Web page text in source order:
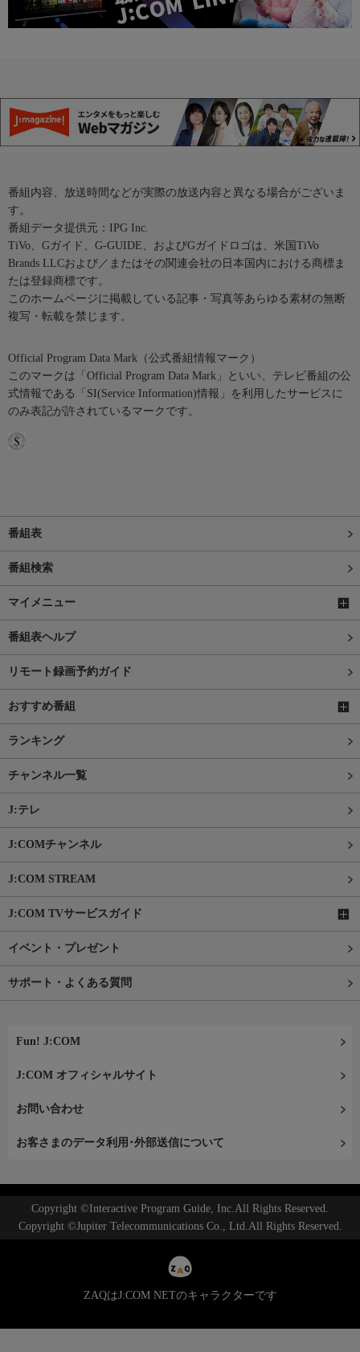
番組内容、放送時間などが実際の放送内容と異なる場合がございま
す。
番組データ提供元：IPG Inc.
TiVo、Gガイド、G-GUIDE、およびGガイドロゴは、米国TiVo
Brands LLCおよび／またはその関連会社の日本国内における商標ま
たは登録商標です。
このホームページに掲載している記事・写真等あらゆる素材の無断
複写・転載を禁じます。
Official Program Data Mark（公式番組情報マーク）
このマークは「Official Program Data Mark」といい、テレビ番組の公
式情報である「SI(Service Information)情報」を利用したサービスに
のみ表記が許されているマークです。
番組表
番組検索
マイメニュー
番組表ヘルプ
リモート録画予約ガイド
おすすめ番組
ランキング
チャンネル一覧
J:テレ
J:COMチャンネル
J:COM STREAM
J:COM TVサービスガイド
イベント・プレゼント
サポート・よくある質問
Fun! J:COM
J:COM オフィシャルサイト
お問い合わせ
お客さまのデータ利用･外部送信について
Copyright ©Interactive Program Guide, Inc.All Rights Reserved.
Copyright ©Jupiter Telecommunications Co., Ltd.All Rights Reserved.
ZAQはJ:COM NETのキャラクターです